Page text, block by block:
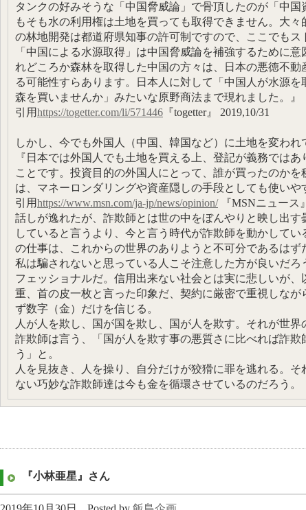
タンクの好みそうな「中国脅威論」で骨頂したのが「中
もそも水の利用権は土地を買っても取得できません。大々
の林地開発は都道府県知事の許可制ですので、ここでも
「中国による水源取得」は中国脅威論を補強するために
れどころか森林を取得した中国の方々は、日本の悪徳不
る可能性すらあります。日本人に対して「中国人が水源
森を買いませんか」みたいな原野商法まで現れました。』
引用https://togetter.com/li/571446 『togetter』 2019,10/31
しかし、今でも外国人（中国、韓国など）に土地を変われ
『日本では外国人でも土地を買える上、登記が義務では
ことです。投資目的の外国人にとって、誰が買ったのか
は、マネーロンダリングや資産隠しの手段としても使いや
引用https://www.msn.com/ja-jp/news/opinion/『MSNニュース
話しが逸れたが、詐欺師とは世の中をぼんやりと映し出
していると言うより、今と言う時代が詐欺師を動かして
の仕事は、これからの世界のありようと不可分であるはず
私は騙されないと思っている人こそ注意した方が良いだろ
フェッショナルだ。信用出来ない社会とは実に悲しいが、
重、首の皮一枚と言った印象だ、契約に厳密で重視しな
ず数字（金）だけを信じる。
人が人を欺し、国が国を欺し、国が人を欺す。それが世界
詐欺師は言う、「国が人を欺す事の悪質さに比べれば詐
う」と。
人を見抜き、人を操り、自分だけが狡猾に罪を逃れる。
ない巧妙な詐欺師達は今も金を循環させているのだろう。
『小林亜星』さん